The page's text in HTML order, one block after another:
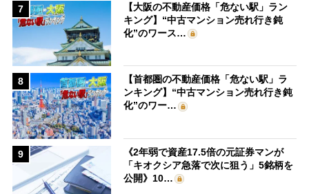
7
【大阪の不動産価格「危ない駅」ラン
キング】“中古マンション売れ行き鈍
化”のワース…
8
【首都圏の不動産価格「危ない駅」ラ
ンキング】“中古マンション売れ行き鈍
化”のワー…
9
《2年弱で資産17.5倍の元証券マンが
「キオクシア急落で次に狙う」5銘柄を
公開》10…